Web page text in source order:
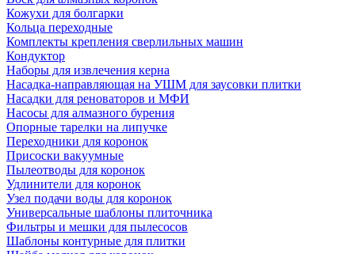
Кожухи для болгарки
Кольца переходные
Комплекты крепления сверлильных машин
Кондуктор
Наборы для извлечения керна
Насадка-направляющая на УШМ для заусовки плитки
Насадки для реноваторов и МФИ
Насосы для алмазного бурения
Опорные тарелки на липучке
Переходники для коронок
Присоски вакуумные
Пылеотводы для коронок
Удлинители для коронок
Узел подачи воды для коронок
Универсальные шаблоны плиточника
Фильтры и мешки для пылесосов
Шаблоны контурные для плитки